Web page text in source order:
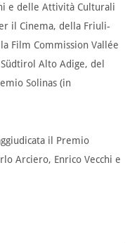
e delle Attività Culturali
il Cinema, della Friuli-
Film Commission Vallée
Alto Adige, del
Solinas (in
il Premio
Arciero, Enrico Vecchi e